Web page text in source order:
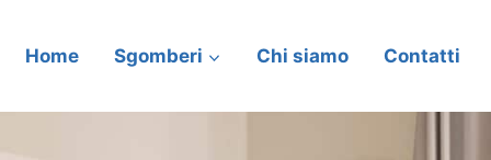
Home Sgomberi Chi siamo Contatti